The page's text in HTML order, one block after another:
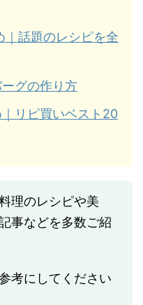
｜話題のレシピを全
グの作り方
リピ買いベスト20
理のレシピや美
事などを多数ご紹
考にしてください